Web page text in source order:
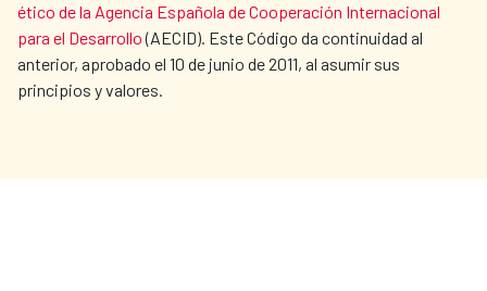
ético de la Agencia Española de Cooperación Internacional
para el Desarrollo(AECID). Este Código da continuidad al
anterior, aprobado el 10 de junio de 2011, al asumir sus
principios y valores.